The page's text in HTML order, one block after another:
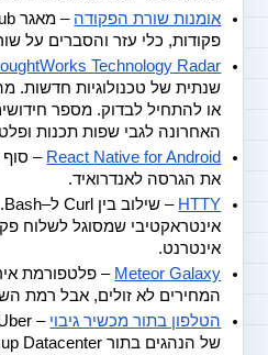
אומנות שורת הפקודה
פקודות, כלי עזר והסברים על
Technology Radar
האחרונה לגבי שפות תכנות
React Native for Android
את הגרסה לאנדרואיד.
HTTY
אינטרנט.
Meteor Galaxy
המחירים לא זולים, אבל רמת
הטלפון בתור מכשיר גיבוי